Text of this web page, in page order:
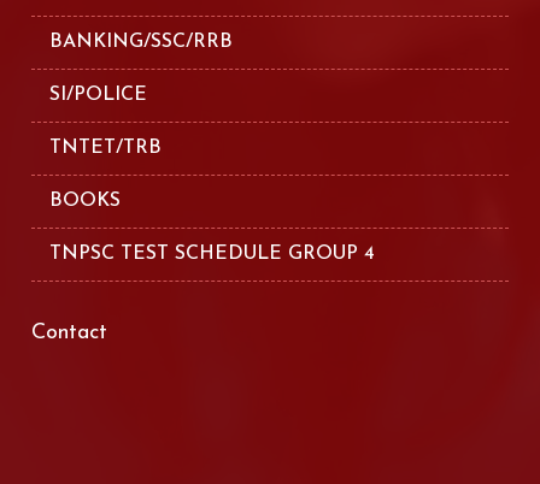
BANKING/SSC/RRB
SI/POLICE
TNTET/TRB
BOOKS
TNPSC TEST SCHEDULE GROUP 4
Contact